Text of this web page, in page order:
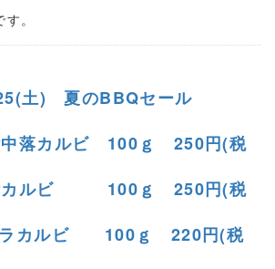
。
土) 夏のBBQセール
中落カルビ 100ｇ 250円(税
カルビ 100ｇ 250円(税
ラカルビ 100ｇ 220円(税